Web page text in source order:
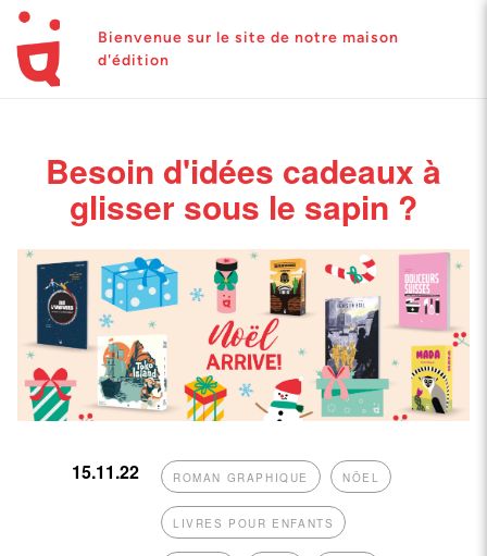
Bienvenue sur le site de notre maison
d'édition
Besoin d'idées cadeaux à
glisser sous le sapin ?
15.11.22 ROMAN GRAPHIQUE NÖEL
LIVRES POUR ENFANTS